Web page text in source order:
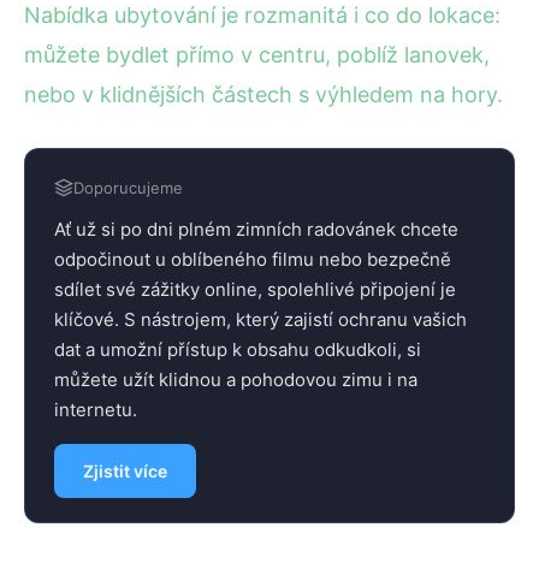
Nabídka ubytování je rozmanitá i co do lokace:
můžete bydlet přímo v centru, poblíž lanovek,
nebo v klidnějších částech s výhledem na hory.
Doporucujeme
Ať už si po dni plném zimních radovánek chcete
odpočinout u oblíbeného filmu nebo bezpečně
sdílet své zážitky online, spolehlivé připojení je
klíčové. S nástrojem, který zajistí ochranu vašich
dat a umožní přístup k obsahu odkudkoli, si
můžete užít klidnou a pohodovou zimu i na
internetu.
Zjistit více